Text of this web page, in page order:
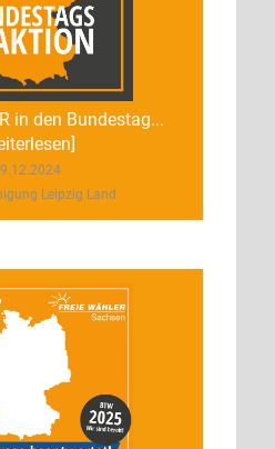
in den Bundestag...
Leipzig Land